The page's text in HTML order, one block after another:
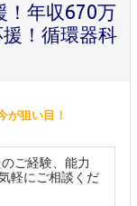
！年収670万
！循環器科
が狙い目！
ご経験、能力
軽にご相談くだ